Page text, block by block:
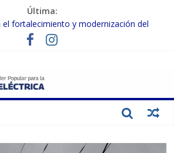
Última:
el fortalecimiento y modernización del
de rehabilitación en instalaciones del SEN
plan preventivo para fortalecer el SEN
Niño
el 50% de su capacidad de generación